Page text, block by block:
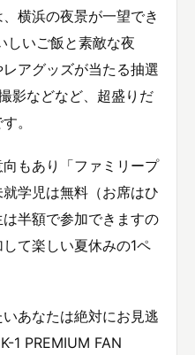
横浜の夜景が一望でき
しいご飯と素敵な夜
アグッズが当たる抽選
影などなど、超盛りだ
。
もあり「ファミリープ
学児は無料（お席はひ
半額で参加できますの
て楽しい夏休みの1ペ
あなたは絶対にお見逃
1 PREMIUM FAN